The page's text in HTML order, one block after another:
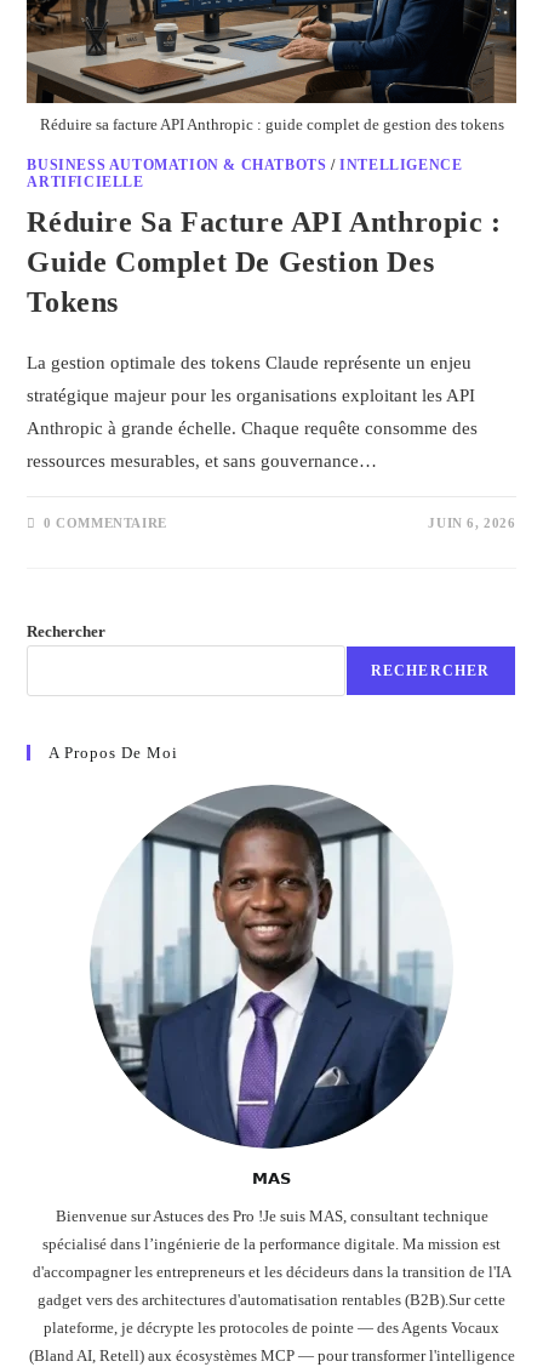
Réduire sa facture API Anthropic : guide complet de gestion des tokens
BUSINESS AUTOMATION & CHATBOTS /INTELLIGENCE
ARTIFICIELLE
Réduire Sa Facture API Anthropic :
Guide Complet De Gestion Des
Tokens
La gestion optimale des tokens Claude représente un enjeu
stratégique majeur pour les organisations exploitant les API
Anthropic à grande échelle. Chaque requête consomme des
ressources mesurables, et sans gouvernance…
0 COMMENTAIRE JUIN 6, 2026
Rechercher
RECHERCHER
A Propos De Moi
𝗠𝗔𝗦
Bienvenue sur Astuces des Pro !Je suis MAS, consultant technique
spécialisé dans l’ingénierie de la performance digitale. Ma mission est
d'accompagner les entrepreneurs et les décideurs dans la transition de l'IA
gadget vers des architectures d'automatisation rentables (B2B).Sur cette
plateforme, je décrypte les protocoles de pointe — des Agents Vocaux
(Bland AI, Retell) aux écosystèmes MCP — pour transformer l'intelligence